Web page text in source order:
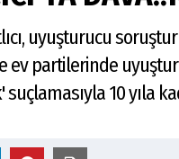
uyuşturucu
ev partilerinde
suçlamasıyla 10 yıla